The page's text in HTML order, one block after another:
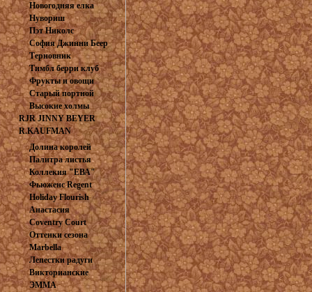
Новогодняя елка
Нувориш
Пэт Николс
София Джинни Беер
Терновник
Тимбл берри клуб
Фрукты и овощи
Старый портной
Высокие холмы
RJR JINNY BEYER
R.KAUFMAN
Долина королей
Палитра листья
Коллекия "ЕВА"
Japan
Фьюженс Regent
Holiday Flourish
Анастасия
Coventry Court
Оттенки сезона
Marbella
Лепестки радуги
Викторианские
розочки.
ЭММА